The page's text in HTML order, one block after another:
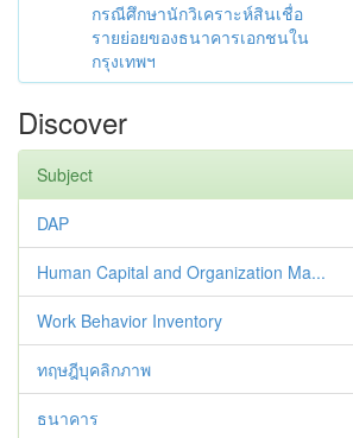
กรณีศึกษานักวิเคราะห์สินเชื่อ
รายย่อยของธนาคารเอกชนใน
กรุงเทพฯ
Discover
Subject
DAP
Human Capital and Organization Ma...
Work Behavior Inventory
ทฤษฎีบุคลิกภาพ
ธนาคาร